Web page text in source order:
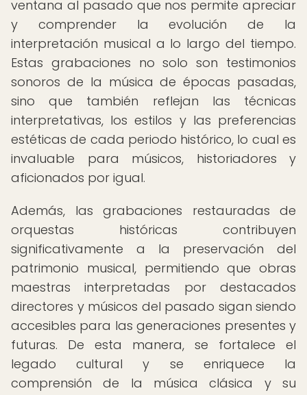
ventana al pasado que nos permite apreciar
y comprender la evolución de la
interpretación musical a lo largo del tiempo.
Estas grabaciones no solo son testimonios
sonoros de la música de épocas pasadas,
sino que también reflejan las técnicas
interpretativas, los estilos y las preferencias
estéticas de cada periodo histórico, lo cual es
invaluable para músicos, historiadores y
aficionados por igual.
Además, las grabaciones restauradas de
orquestas históricas contribuyen
significativamente a la preservación del
patrimonio musical, permitiendo que obras
maestras interpretadas por destacados
directores y músicos del pasado sigan siendo
accesibles para las generaciones presentes y
futuras. De esta manera, se fortalece el
legado cultural y se enriquece la
comprensión de la música clásica y su